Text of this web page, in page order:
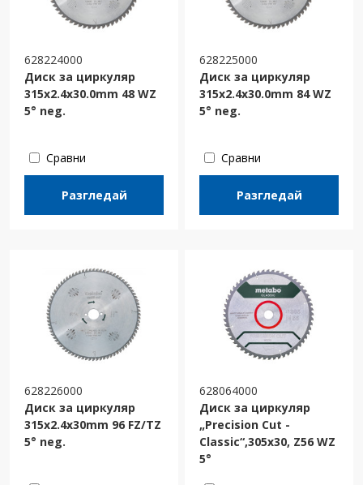
628224000
Диск за циркуляр
315х2.4х30.0mm 48 WZ
5° neg.
Сравни
Разгледай
628225000
Диск за циркуляр
315х2.4х30.0mm 84 WZ
5° neg.
Сравни
Разгледай
628226000
Диск за циркуляр
315x2.4x30mm 96 FZ/TZ
5° neg.
628064000
Диск за циркуляр
„Precision Cut -
Classic“,305x30, Z56 WZ
5°